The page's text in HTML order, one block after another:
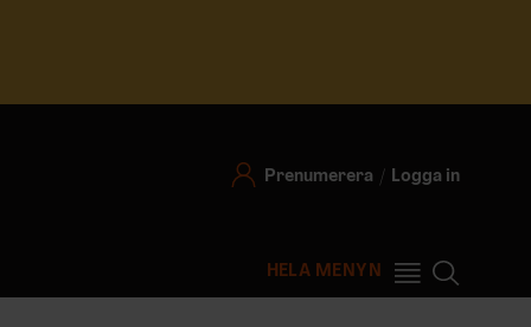
Prenumerera Logga in
HELA MENYN